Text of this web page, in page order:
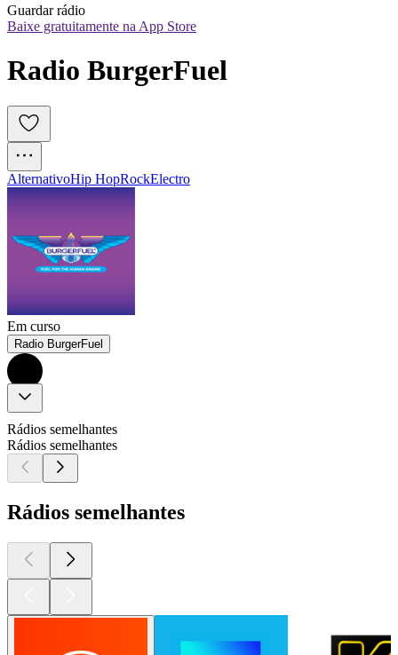
Guardar rádio
Baixe gratuitamente na App Store
Radio BurgerFuel
AlternativoHip HopRockElectro
Em curso
Radio BurgerFuel
Rádios semelhantes
Rádios semelhantes
Rádios semelhantes